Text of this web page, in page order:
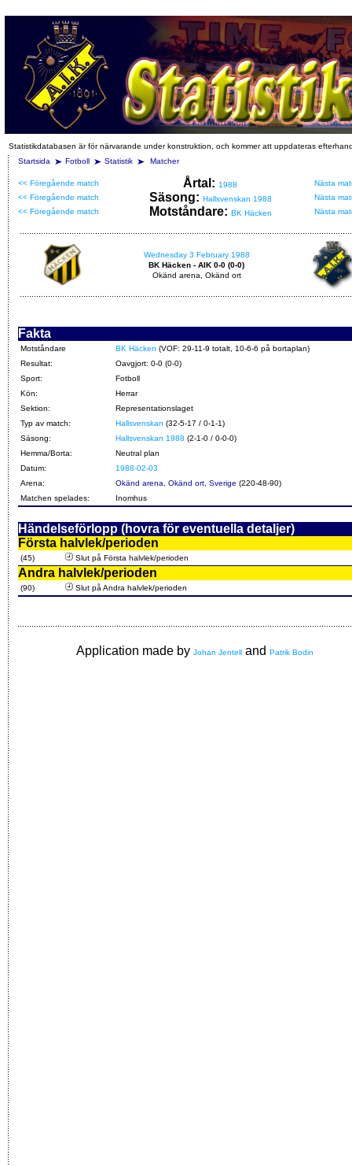
Statistikdatabasen är för närvarande under konstruktion, och kommer att uppdateras
Startsida
Fotboll Statistik Matcher
<< Föregående match Årtal: 1988
Nästa
<< Föregående match
Säsong: Hallsvenskan 1988
Nästa
<< Föregående match
Motståndare: BK Häcken Nästa
Wednesday 3 February 1988
BK Häcken - AIK 0-0 (0-0)
Okänd arena, Okänd ort
Fakta
Motståndare BK Häcken (VOF: 29-11-9 totalt, 10-6-6 på bortaplan)
Resultat:
Oavgjort: 0-0 (0-0)
Sport:
Fotboll
Kön:
Herrar
Sektion:
Representationslaget
Typ av match:
Hallsvenskan (32-5-17 / 0-1-1)
Säsong:
Hallsvenskan 1988 (2-1-0 / 0-0-0)
Hemma/Borta:
Neutral plan
Datum:
1988-02-03
Arena:
Okänd arena, Okänd ort, Sverige (220-48-90)
Matchen spelades:
Inomhus
Händelseförlopp (hovra för eventuella detaljer)
Första halvlek/perioden
(45) Slut på Första halvlek/perioden
Andra halvlek/perioden
(90) Slut på Andra halvlek/perioden
Application made by Johan Jentell and Patrik Bodin